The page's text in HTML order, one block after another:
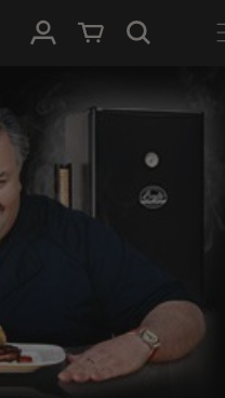
InloggenWinkelwagen